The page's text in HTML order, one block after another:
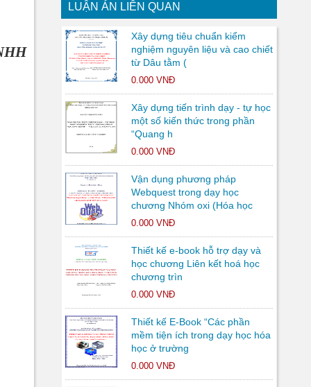
LUẬN ÁN LIÊN QUAN
Xây dựng tiêu chuẩn kiểm
nghiệm nguyên liệu và cao chiết
từ Dâu tằm (
0.000 VNĐ
Xây dựng tiến trình dạy - tự học
một số kiến thức trong phần
“Quang h
0.000 VNĐ
Vận dụng phương pháp
Webquest trong dạy học
chương Nhóm oxi (Hóa học
0.000 VNĐ
Thiết kế e-book hỗ trợ dạy và
học chương Liên kết hoá học
chương trìn
0.000 VNĐ
Thiết kế E-Book “Các phần
mềm tiện ích trong dạy học hóa
học ở trường
0.000 VNĐ